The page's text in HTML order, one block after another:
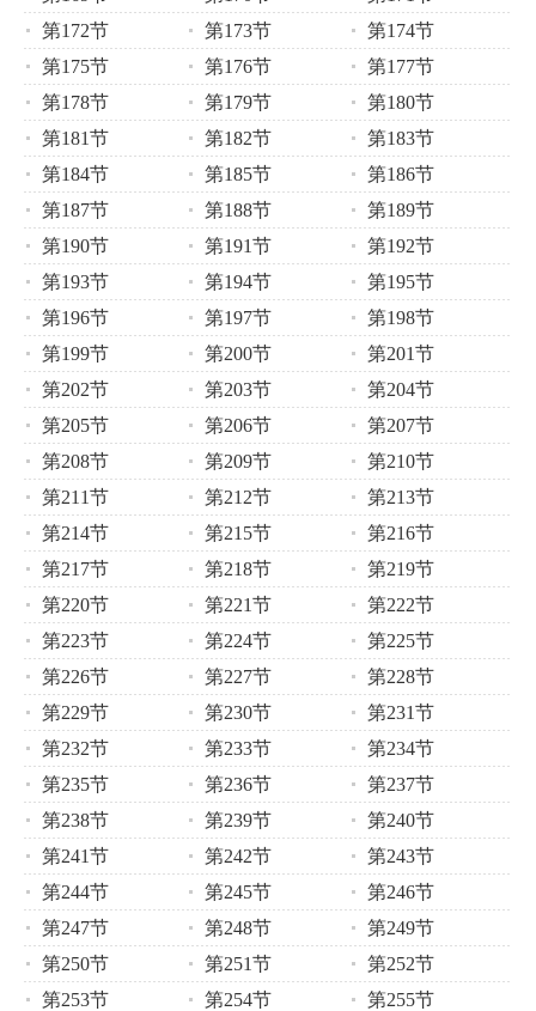
第172节
第173节
第174节
第175节
第176节
第177节
第178节
第179节
第180节
第181节
第182节
第183节
第184节
第185节
第186节
第187节
第188节
第189节
第190节
第191节
第192节
第193节
第194节
第195节
第196节
第197节
第198节
第199节
第200节
第201节
第202节
第203节
第204节
第205节
第206节
第207节
第208节
第209节
第210节
第211节
第212节
第213节
第214节
第215节
第216节
第217节
第218节
第219节
第220节
第221节
第222节
第223节
第224节
第225节
第226节
第227节
第228节
第229节
第230节
第231节
第232节
第233节
第234节
第235节
第236节
第237节
第238节
第239节
第240节
第241节
第242节
第243节
第244节
第245节
第246节
第247节
第248节
第249节
第250节
第251节
第252节
第253节
第254节
第255节